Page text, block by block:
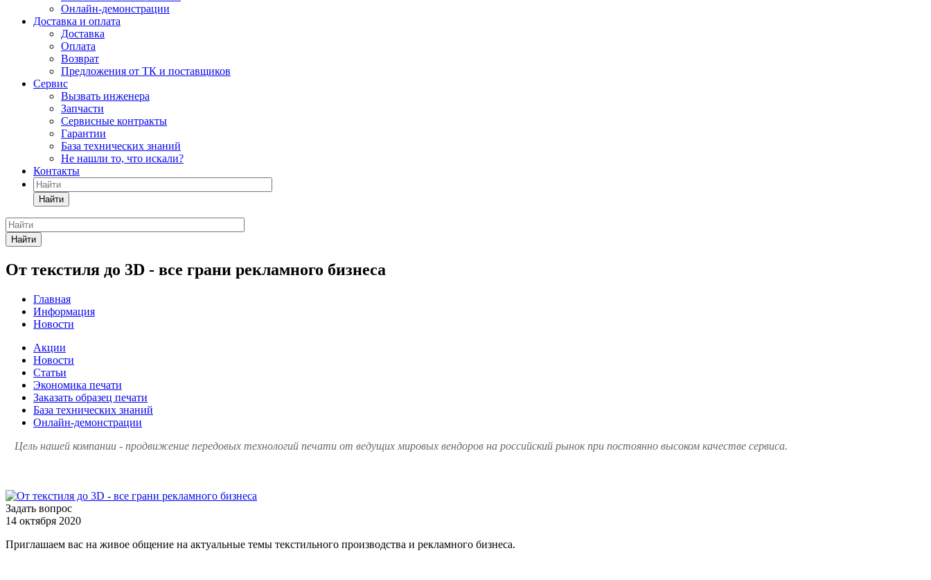
Онлайн-демонстрации
Доставка и оплата
Доставка
Оплата
Возврат
Предложения от ТК и поставщиков
Сервис
Вызвать инженера
Запчасти
Сервисные контракты
Гарантии
База технических знаний
Не нашли то, что искали?
Контакты
Найти
Найти
От текстиля до 3D - все грани рекламного бизнеса
Главная
Информация
Новости
Акции
Новости
Статьи
Экономика печати
Заказать образец печати
База технических знаний
Онлайн-демонстрации
Цель нашей компании - продвижение передовых технологий печати от ведущих мировых вендоров на российский рынок при постоянно высоком качестве сервиса.
Задать вопрос
14 октября 2020
Приглашаем вас на живое общение на актуальные темы текстильного производства и рекламного бизнеса.